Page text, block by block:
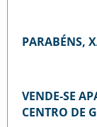
PARABÉNS,
VENDE-SE
CENTRO DE